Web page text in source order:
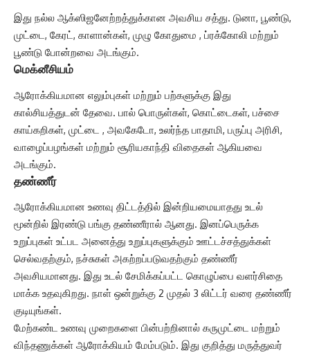
இது நல்ல ஆக்ஸிஜனேற்றத்துக்கான அவசிய சத்து. டுனா, பூண்டு,
முட்டை, கேரட், காளான்கள், முழு கோதுமை , ப்ரக்கோலி மற்றும்
பூண்டு போன்றவை அடங்கும்.
மெக்னீசியம்
ஆரோக்கியமான எலும்புகள் மற்றும் பற்களுக்கு இது
கால்சியத்துடன் தேவை. பால் பொருள்கள், கொட்டைகள், பச்சை
காய்கறிகள், முட்டை , அவகேடோ, உலர்ந்த பாதாமி, பருப்பு அரிசி,
வாழைப்பழங்கள் மற்றும் சூரியகாந்தி விதைகள் ஆகியவை
அடங்கும்.
தண்ணீர்
ஆரோக்கியமான உணவு திட்டத்தில் இன்றியமையாதது உடல்
மூன்றில் இரண்டு பங்கு தண்ணீரால் ஆனது. இனப்பெருக்க
உறுப்புகள் உட்பட அனைத்து உறுப்புகளுக்கும் ஊட்டச்சத்துக்கள்
செல்வதற்கும், நச்சுகள் அகற்றப்படுவதற்கும் தண்ணீர்
அவசியமானது. இது உடல் சேமிக்கப்பட்ட கொழுப்பை வளர்சிதை
மாக்க உதவுகிறது. நாள் ஒன்றுக்கு 2 முதல் 3 லிட்டர் வரை தண்ணீர்
குடியுங்கள்.
மேற்கண்ட உணவு முறைகளை பின்பற்றினால் கருமுட்டை மற்றும்
விந்தணுக்கள் ஆரோக்கியம் மேம்படும். இது குறித்து மருத்துவர்